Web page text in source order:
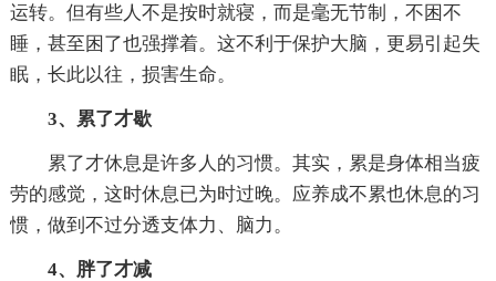
运转。但有些人不是按时就寝，而是毫无节制，不困不
睡，甚至困了也强撑着。这不利于保护大脑，更易引起失
眠，长此以往，损害生命。
3、累了才歇
累了才休息是许多人的习惯。其实，累是身体相当疲
劳的感觉，这时休息已为时过晚。应养成不累也休息的习
惯，做到不过分透支体力、脑力。
4、胖了才减